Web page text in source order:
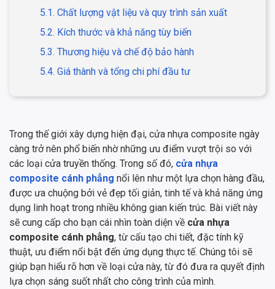
5.1. Chất lượng vật liệu và quy trình sản xuất
5.2. Kích thước và khả năng tùy biến
5.3. Thương hiệu và chế độ bảo hành
5.4. Giá thành và tổng chi phí đầu tư
Trong thế giới xây dựng hiện đại, cửa nhựa composite ngày
càng trở nên phổ biến nhờ những ưu điểm vượt trội so với
các loại cửa truyền thống. Trong số đó, cửa nhựa
composite cánh phẳng nổi lên như một lựa chọn hàng đầu,
được ưa chuộng bởi vẻ đẹp tối giản, tinh tế và khả năng ứng
dụng linh hoạt trong nhiều không gian kiến trúc. Bài viết này
sẽ cung cấp cho bạn cái nhìn toàn diện về cửa nhựa
composite cánh phẳng, từ cấu tạo chi tiết, đặc tính kỹ
thuật, ưu điểm nổi bật đến ứng dụng thực tế. Chúng tôi sẽ
giúp bạn hiểu rõ hơn về loại cửa này, từ đó đưa ra quyết định
lựa chọn sáng suốt nhất cho công trình của mình.